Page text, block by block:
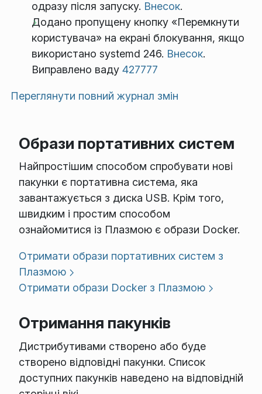
одразу після запуску. Внесок.
Додано пропущену кнопку «Перемкнути
користувача» на екрані блокування, якщо
використано systemd 246. Внесок.
Виправлено ваду 427777
Переглянути повний журнал змін
Образи портативних систем
Найпростішим способом спробувати нові
пакунки є портативна система, яка
завантажується з диска USB. Крім того,
швидким і простим способом
ознайомитися із Плазмою є образи Docker.
Отримати образи портативних систем з
Плазмою
Отримати образи Docker з Плазмою
Отримання пакунків
Дистрибутивами створено або буде
створено відповідні пакунки. Список
доступних пакунків наведено на відповідній